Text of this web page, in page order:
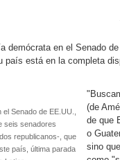
demócrata en el Senado
país está en la completa
Senado de EE.UU.,
seis senadores
republicanos-, que
país, última parada
(de
de que
o
sino